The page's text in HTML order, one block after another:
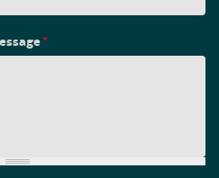
*